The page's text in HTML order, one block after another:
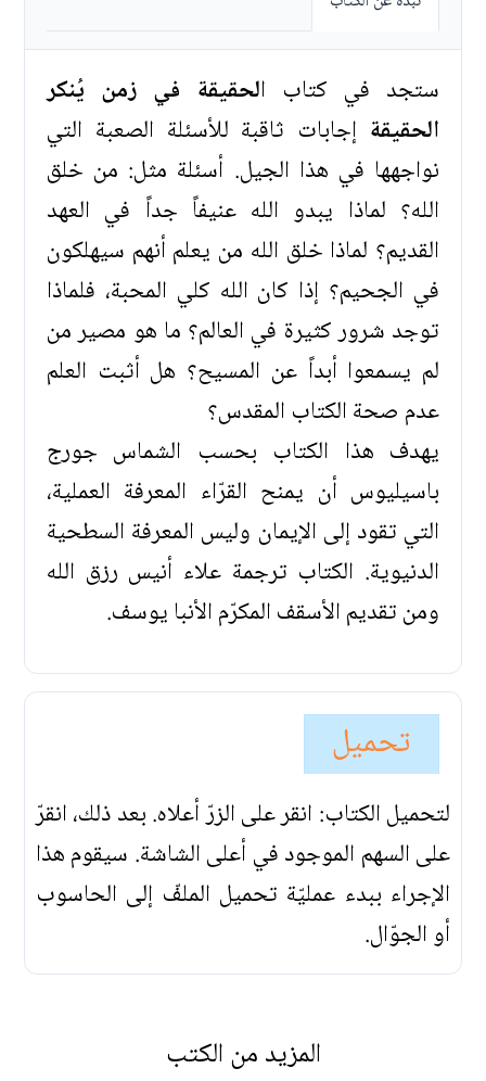
ستجد في كتاب الحقيقة في زمن يُنكر
الحقيقة إجابات ثاقبة للأسئلة الصعبة التي
نواجهها في هذا الجيل. أسئلة مثل: من خلق
الله؟ لماذا يبدو الله عنيفاً جداً في العهد
القديم؟ لماذا خلق الله من يعلم أنهم سيهلكون
في الجحيم؟ إذا كان الله كلي المحبة، فلماذا
توجد شرور كثيرة في العالم؟ ما هو مصير من
لم يسمعوا أبداً عن المسيح؟ هل أثبت العلم
عدم صحة الكتاب المقدس؟
يهدف هذا الكتاب بحسب الشماس جورج
باسيليوس أن يمنح القرّاء المعرفة العملية،
التي تقود إلى الإيمان وليس المعرفة السطحية
الدنيوية. الكتاب ترجمة علاء أنيس رزق الله
ومن تقديم الأسقف المكرّم الأنبا يوسف.
تحميل
لتحميل الكتاب: انقر على الزرّ أعلاه. بعد ذلك، انقرّ
على السهم الموجود في أعلى الشاشة. سيقوم هذا
الإجراء ببدء عمليّة تحميل الملفّ إلى الحاسوب
أو الجوّال.
المزيد من الكتب